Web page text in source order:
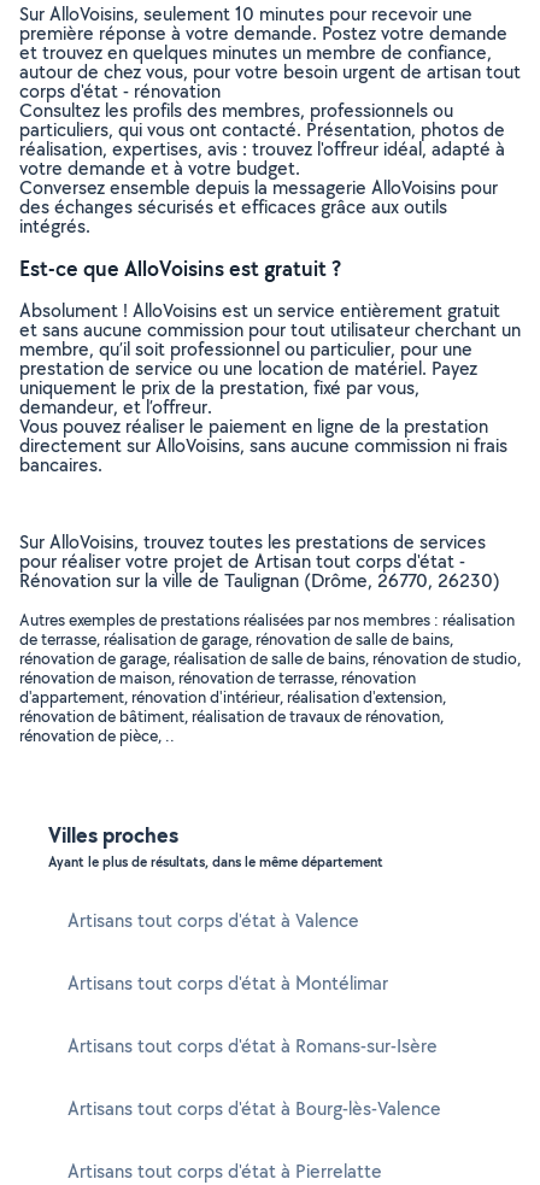
Sur AlloVoisins, seulement 10 minutes pour recevoir une
première réponse à votre demande. Postez votre demande
et trouvez en quelques minutes un membre de confiance,
autour de chez vous, pour votre besoin urgent de artisan tout
corps d'état - rénovation
Consultez les profils des membres, professionnels ou
particuliers, qui vous ont contacté. Présentation, photos de
réalisation, expertises, avis : trouvez l'offreur idéal, adapté à
votre demande et à votre budget.
Conversez ensemble depuis la messagerie AlloVoisins pour
des échanges sécurisés et efficaces grâce aux outils
intégrés.
Est-ce que AlloVoisins est gratuit ?
Absolument ! AlloVoisins est un service entièrement gratuit
et sans aucune commission pour tout utilisateur cherchant un
membre, qu’il soit professionnel ou particulier, pour une
prestation de service ou une location de matériel. Payez
uniquement le prix de la prestation, fixé par vous,
demandeur, et l’offreur.
Vous pouvez réaliser le paiement en ligne de la prestation
directement sur AlloVoisins, sans aucune commission ni frais
bancaires.
Sur AlloVoisins, trouvez toutes les prestations de services
pour réaliser votre projet de Artisan tout corps d'état -
Rénovation sur la ville de Taulignan (Drôme, 26770, 26230)
Autres exemples de prestations réalisées par nos membres : réalisation
de terrasse, réalisation de garage, rénovation de salle de bains,
rénovation de garage, réalisation de salle de bains, rénovation de studio,
rénovation de maison, rénovation de terrasse, rénovation
d'appartement, rénovation d'intérieur, réalisation d'extension,
rénovation de bâtiment, réalisation de travaux de rénovation,
rénovation de pièce, ..
Villes proches
Ayant le plus de résultats, dans le même département
Artisans tout corps d'état à Valence
Artisans tout corps d'état à Montélimar
Artisans tout corps d'état à Romans-sur-Isère
Artisans tout corps d'état à Bourg-lès-Valence
Artisans tout corps d'état à Pierrelatte